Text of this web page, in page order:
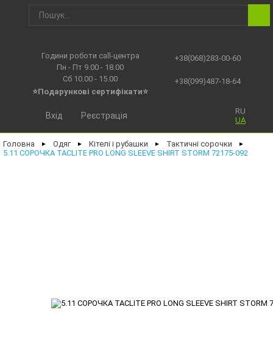
Години роботи call-центра
Пн - Пт 9.00 - 18.00
Сб 10.00 - 15.00
⭐Подарункові сертифікати⭐
+38(068)283-00-60
+38(099)487-18-64
RU
UA
Вхід Реєстрація
Головна ► Одяг ► Кітелі і рубашки ► Тактичні сорочки ►
5.11 СОРОЧКА TACLITE PRO LONG SLEEVE SHIRT STORM 72175-092